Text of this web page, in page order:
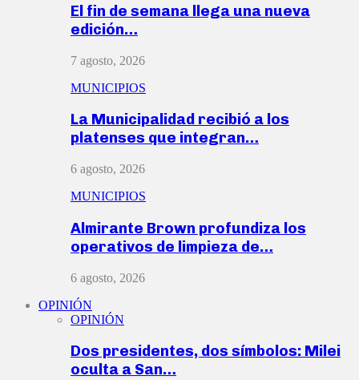
El fin de semana llega una nueva
edición…
7 agosto, 2026
MUNICIPIOS
La Municipalidad recibió a los
platenses que integran…
6 agosto, 2026
MUNICIPIOS
Almirante Brown profundiza los
operativos de limpieza de…
6 agosto, 2026
OPINIÓN
OPINIÓN
Dos presidentes, dos símbolos: Milei
oculta a San…